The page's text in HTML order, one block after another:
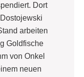
Dort
arbeiten
Goldfische
von Onkel
neuen